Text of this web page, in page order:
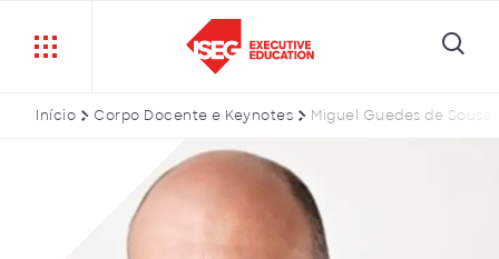
Início Corpo Docente e Keynotes Miguel Guedes de Sousa